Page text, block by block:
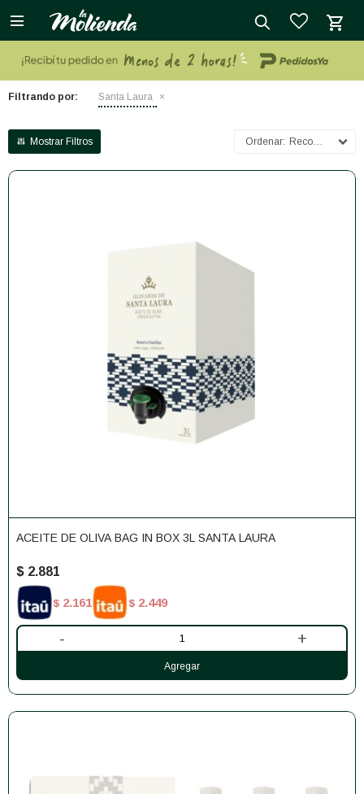

Filtrando por: Santa Laura
Recomendados
ACEITE DE OLIVA BAG IN BOX 3L SANTA LAURA
$ 2.881
$ 2.161 $ 2.449
- +